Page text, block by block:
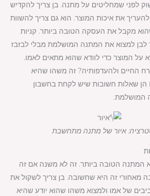
לפני שמחליטים על מתנה. בן צריך להקדיש
את איכות המוצר. הוא גם צריך להשוות
מקבל את העסקה הטובה ביותר. קניות
לבן למצוא את המתנה המושלמת מבלי לבזבז
על המוצר כדי לוודא שהוא מתאים לאמו.
החיים ולהעדפותיה? זה משהו שהיא
שאלות חשובות שיש לקחת בחשבון
המושלמת.
איור של מתנה מתחשבת
הטובה ביותר. זה לא משנה אם זה
מאחורי זה היא שחשובה. בן צריך לשקול את
של אמו ולמצוא משהו שהוא יודע שהיא